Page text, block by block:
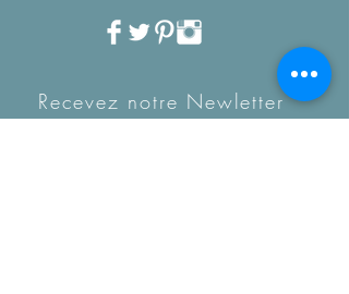
Recevez notre Newletter
mensuelle.